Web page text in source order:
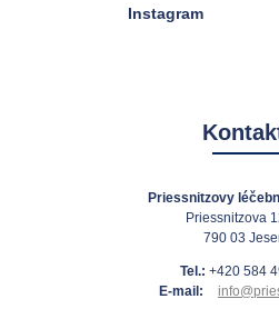
Instagram
Priessnitzovy
Priessnitzova
790 03
Tel.: +420 584
E-mail: